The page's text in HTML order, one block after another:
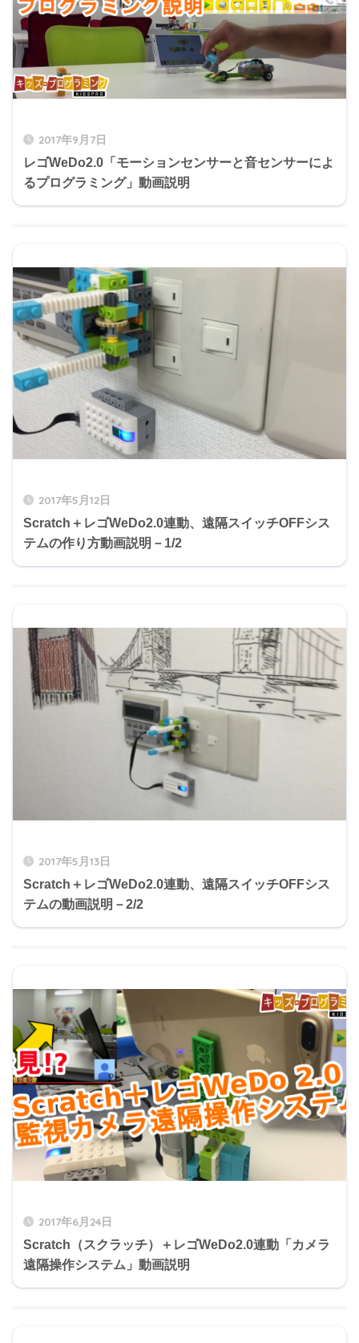
2017年9月7日
レゴWeDo2.0「モーションセンサーと音センサーによ
るプログラミング」動画説明
2017年5月12日
Scratch＋レゴWeDo2.0連動、遠隔スイッチOFFシス
テムの作り方動画説明－1/2
2017年5月13日
Scratch＋レゴWeDo2.0連動、遠隔スイッチOFFシス
テムの動画説明－2/2
2017年6月24日
Scratch（スクラッチ）＋レゴWeDo2.0連動「カメラ
遠隔操作システム」動画説明